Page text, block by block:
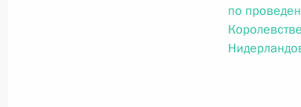
Министров Киргизской
по вопросам внутренних дел и
по